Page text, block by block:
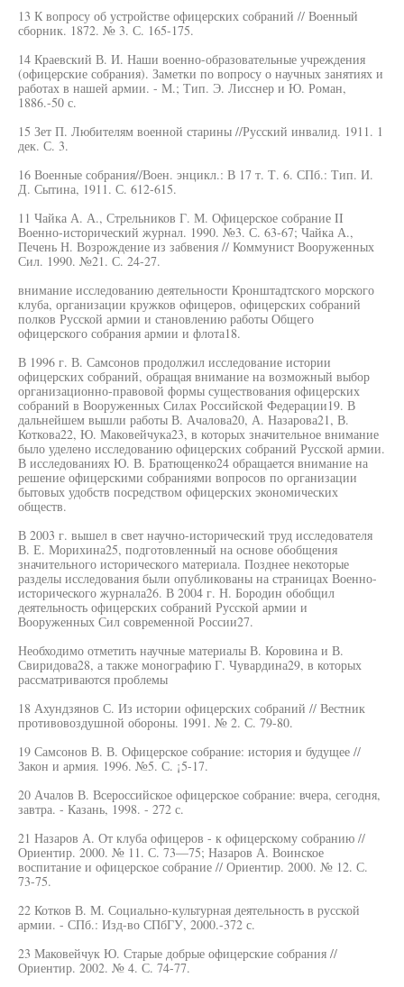
13 К вопросу об устройстве офицерских собраний // Военный
сборник. 1872. № 3. С. 165-175.
14 Краевский В. И. Наши военно-образовательные учреждения
(офицерские собрания). Заметки по вопросу о научных занятиях и
работах в нашей армии. - М.; Тип. Э. Лисснер и Ю. Роман,
1886.-50 с.
15 Зет П. Любителям военной старины //Русский инвалид. 1911. 1
дек. С. 3.
16 Военные собрания//Воен. энцикл.: В 17 т. Т. 6. СПб.: Тип. И.
Д. Сытина, 1911. С. 612-615.
11 Чайка А. А., Стрельников Г. М. Офицерское собрание II
Военно-исторический журнал. 1990. №3. С. 63-67; Чайка А.,
Печень Н. Возрождение из забвения // Коммунист Вооруженных
Сил. 1990. №21. С. 24-27.
внимание исследованию деятельности Кронштадтского морского
клуба, организации кружков офицеров, офицерских собраний
полков Русской армии и становлению работы Общего
офицерского собрания армии и флота18.
В 1996 г. В. Самсонов продолжил исследование истории
офицерских собраний, обращая внимание на возможный выбор
организационно-правовой формы существования офицерских
собраний в Вооруженных Силах Российской Федерации19. В
дальнейшем вышли работы В. Ачалова20, А. Назарова21, В.
Коткова22, Ю. Маковейчука23, в которых значительное внимание
было уделено исследованию офицерских собраний Русской армии.
В исследованиях Ю. В. Братющенко24 обращается внимание на
решение офицерскими собраниями вопросов по организации
бытовых удобств посредством офицерских экономических
обществ.
В 2003 г. вышел в свет научно-исторический труд исследователя
В. Е. Морихина25, подготовленный на основе обобщения
значительного исторического материала. Позднее некоторые
разделы исследования были опубликованы на страницах Военно-
исторического журнала26. В 2004 г. Н. Бородин обобщил
деятельность офицерских собраний Русской армии и
Вооруженных Сил современной России27.
Необходимо отметить научные материалы В. Коровина и В.
Свиридова28, а также монографию Г. Чувардина29, в которых
рассматриваются проблемы
18 Ахундзянов С. Из истории офицерских собраний // Вестник
противовоздушной обороны. 1991. № 2. С. 79-80.
19 Самсонов В. В. Офицерское собрание: история и будущее //
Закон и армия. 1996. №5. С. ¡5-17.
20 Ачалов В. Всероссийское офицерское собрание: вчера, сегодня,
завтра. - Казань, 1998. - 272 с.
21 Назаров А. От клуба офицеров - к офицерскому собранию //
Ориентир. 2000. № 11. С. 73—75; Назаров А. Воинское
воспитание и офицерское собрание // Ориентир. 2000. № 12. С.
73-75.
22 Котков В. М. Социально-культурная деятельность в русской
армии. - СПб.: Изд-во СПбГУ, 2000.-372 с.
23 Маковейчук Ю. Старые добрые офицерские собрания //
Ориентир. 2002. № 4. С. 74-77.